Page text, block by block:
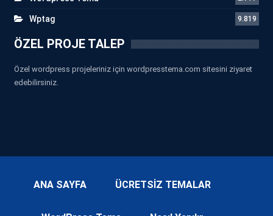
Wptag 9.819
ÖZEL PROJE TALEP
Özel wordpress projeleriniz için wordpresstema.com sitesini ziyaret
edebilirsiniz.
ANA SAYFA ÜCRETSİZ TEMALAR